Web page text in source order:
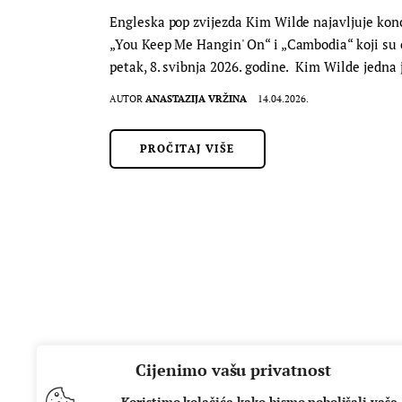
Cijenimo vašu privatnost
Engleska pop zvijezda Kim Wilde najavljuje
„You Keep Me Hangin' On“ i „Cambodia“ koji
petak, 8. svibnja 2026. godine. Kim Wilde
AUTOR ANASTAZIJA VRŽINA 14.04.2026.
PROČITAJ VIŠE